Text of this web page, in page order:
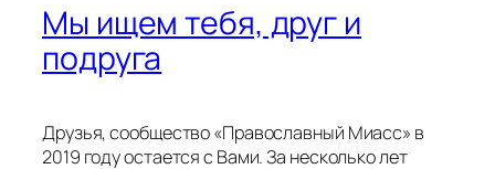
Мы ищем тебя, друг и
подруга
Друзья, сообщество «Православный Миасс» в
2019 году остается с Вами. За несколько лет